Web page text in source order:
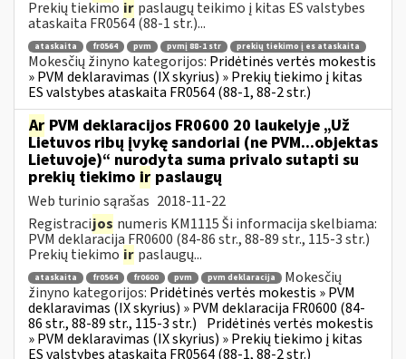
Prekių tiekimo ir paslaugų teikimo į kitas ES valstybes
ataskaita FR0564 (88-1 str.)...
ataskaita fr0564 pvm pvmį 88-1 str prekių tiekimo į es ataskaita
Mokesčių žinyno kategorijos: Pridėtinės vertės mokestis
» PVM deklaravimas (IX skyrius) » Prekių tiekimo į kitas
ES valstybes ataskaita FR0564 (88-1, 88-2 str.)
Ar PVM deklaracijos FR0600 20 laukelyje „Už
Lietuvos ribų įvykę sandoriai (ne PVM...objektas
Lietuvoje)“ nurodyta suma privalo sutapti su
prekių tiekimo ir paslaugų
Web turinio sąrašas 2018-11-22
Registracijos numeris KM1115 Ši informacija skelbiama:
PVM deklaracija FR0600 (84-86 str., 88-89 str., 115-3 str.)
Prekių tiekimo ir paslaugų...
ataskaita fr0564 fr0600 pvm pvm deklaracija
Mokesčių
žinyno kategorijos: Pridėtinės vertės mokestis » PVM
deklaravimas (IX skyrius) » PVM deklaracija FR0600 (84-
86 str., 88-89 str., 115-3 str.) Pridėtinės vertės mokestis
» PVM deklaravimas (IX skyrius) » Prekių tiekimo į kitas
ES valstybes ataskaita FR0564 (88-1, 88-2 str.)